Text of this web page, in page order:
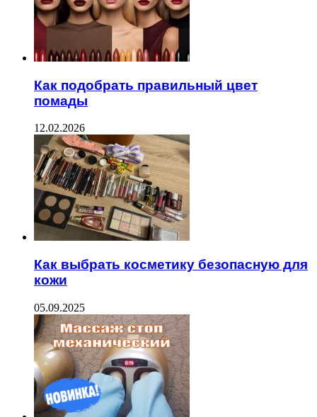
Как подобрать правильный цвет
помады
12.02.2026
Как выбрать косметику безопасную для
кожи
05.09.2025